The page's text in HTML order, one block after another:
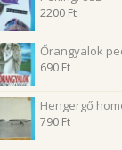
2200 Ft
Őrangyalok
690 Ft
Hengergő
790 Ft